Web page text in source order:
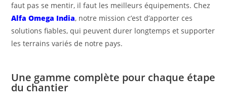
faut pas se mentir, il faut les meilleurs équipements. Chez
Alfa Omega India, notre mission c’est d’apporter ces
solutions fiables, qui peuvent durer longtemps et supporter
les terrains variés de notre pays.
Une gamme complète pour chaque étape
du chantier